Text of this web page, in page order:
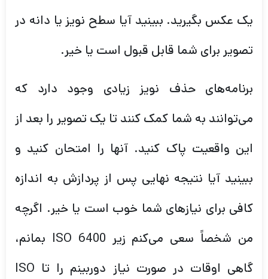
یک عکس بگیرید. ببینید آیا سطح نویز یا دانه در
تصویر برای شما قابل قبول است یا خیر.
برنامه‌های حذف نویز زیادی وجود دارد که
می‌توانند به شما کمک کنند تا یک تصویر را بعد از
این واقعیت پاک کنید. آنها را امتحان کنید و
ببینید آیا نتیجه نهایی پس از پردازش به اندازه
کافی برای نیازهای شما خوب است یا خیر. اگرچه
من شخصاً سعی می‌کنم زیر ISO 6400 بمانم،
گاهی اوقات در صورت نیاز دوربینم را تا ISO